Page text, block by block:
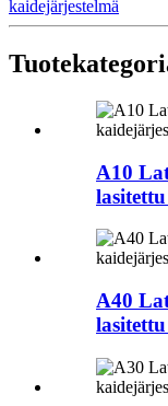
kaidejärjestelmä
A10
A40